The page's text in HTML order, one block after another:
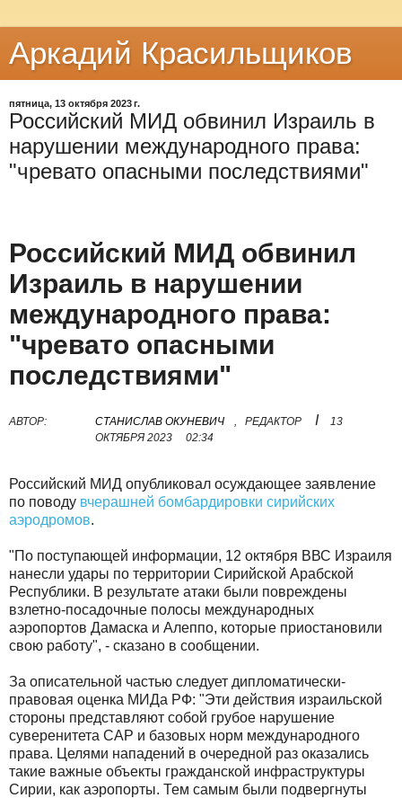
Аркадий Красильщиков
пятница, 13 октября 2023 г.
Российский МИД обвинил Израиль в
нарушении международного права:
"чревато опасными последствиями"
Российский МИД обвинил
Израиль в нарушении
международного права:
"чревато опасными
последствиями"
АВТОР: СТАНИСЛАВ ОКУНЕВИЧ РЕДАКТОР I
13
ОКТЯБРЯ 2023
02:34
Российский МИД опубликовал осуждающее заявление
по поводу вчерашней бомбардировки сирийских
аэродромов.
"По поступающей информации, 12 октября ВВС Израиля
нанесли удары по территории Сирийской Арабской
Республики. В результате атаки были повреждены
взлетно-посадочные полосы международных
аэропортов Дамаска и Алеппо, которые приостановили
свою работу", - сказано в сообщении.
За описательной частью следует дипломатически-
правовая оценка МИДа РФ: "Эти действия израильской
стороны представляют собой грубое нарушение
суверенитета САР и базовых норм международного
права. Целями нападений в очередной раз оказались
такие важные объекты гражданской инфраструктуры
Сирии, как аэропорты. Тем самым были подвергнуты